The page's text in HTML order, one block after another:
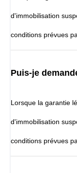
d'immobilisation
conditions prévues
Puis-je
Lorsque la garantie
d'immobilisation
conditions prévues